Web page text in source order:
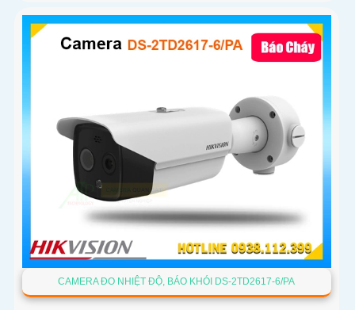
CAMERA ĐO NHIỆT ĐỘ, BÁO KHÓI DS-2TD2617-6/PA